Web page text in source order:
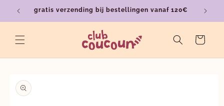
naar de
content
gratis verzending bij bestellingen vanaf 120€
Winkelwagen
direct naar